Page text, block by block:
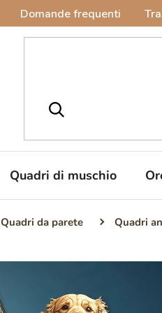
Domande frequenti
Quadri di muschio
Quadri da parete Quadri